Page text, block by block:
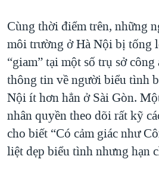
Cùng thời điểm trên, những
môi trường ở Hà Nội bị tống
“giam” tại một số trụ sở
thông tin về người biểu tình
Nội ít hơn hẳn ở Sài Gòn.
nhân quyền theo dõi rất kỹ
cho biết “Có cảm giác như
liệt dẹp biểu tình nhưng hạn